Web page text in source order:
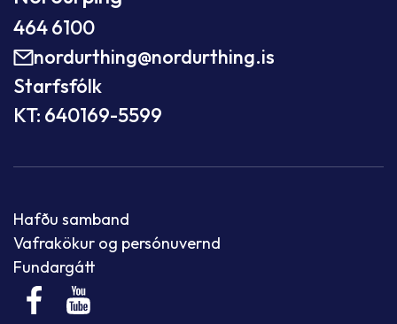
464 6100
nordurthing@nordurthing.is
Starfsfólk
KT: 640169-5599
Hafðu samband
Vafrakökur og persónuvernd
Fundargátt